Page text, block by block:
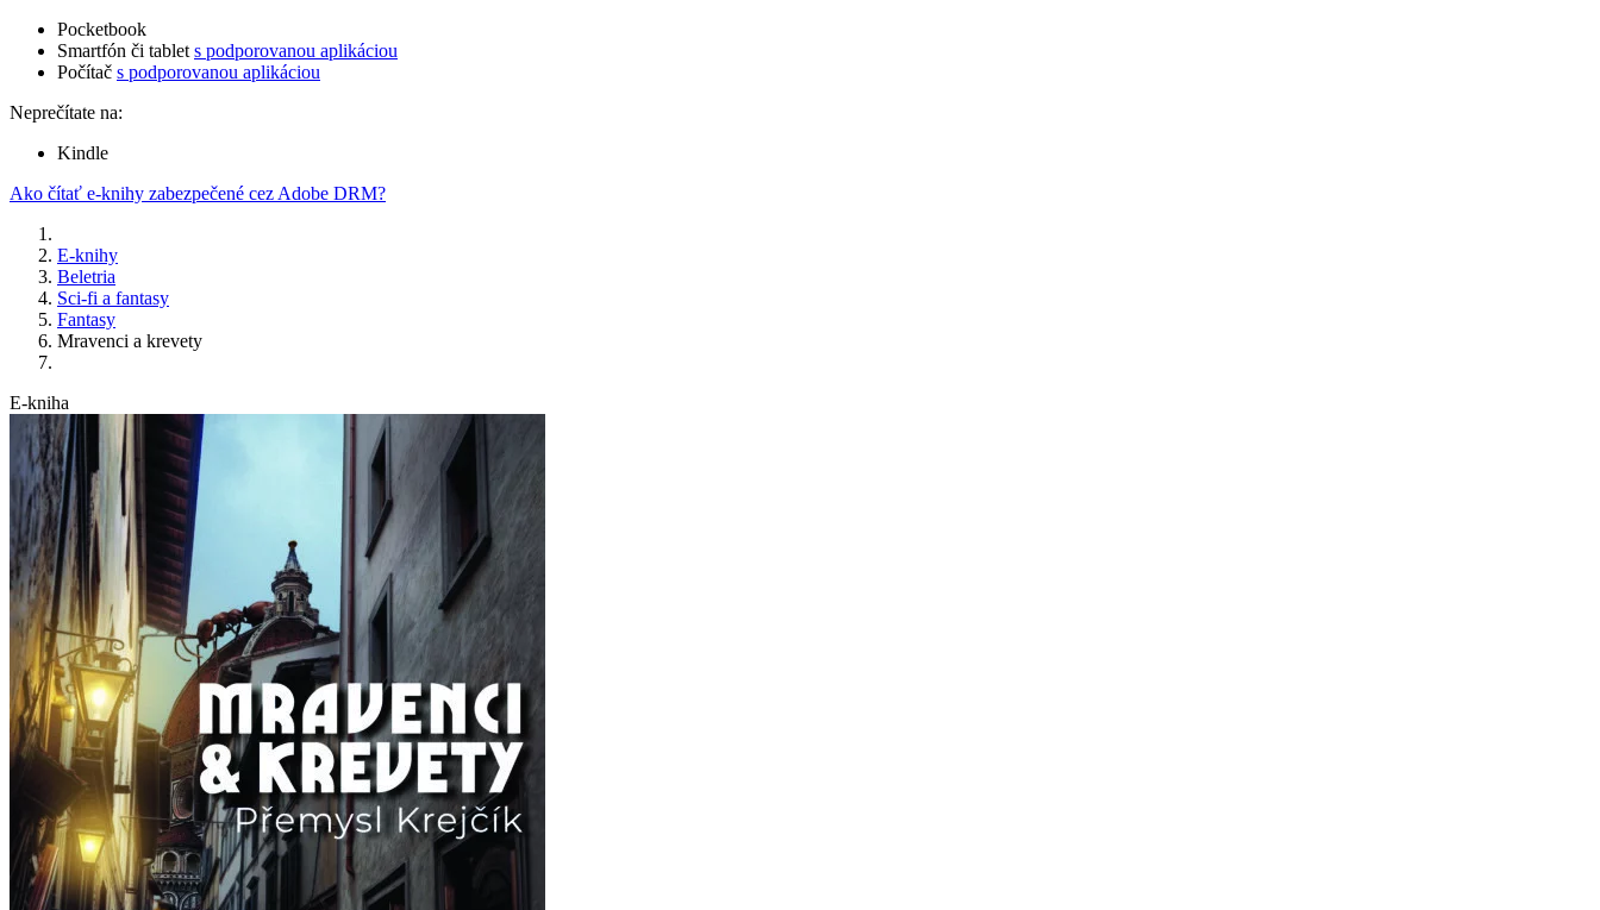
Pocketbook
Smartfón či tablet s podporovanou aplikáciou
Počítač s podporovanou aplikáciou
Neprečítate na:
Kindle
Ako čítať e-knihy zabezpečené cez Adobe DRM?
E-knihy
Beletria
Sci-fi a fantasy
Fantasy
Mravenci a krevety
E-kniha